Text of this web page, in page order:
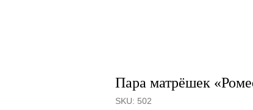
Пара матрёшек
SKU: 502